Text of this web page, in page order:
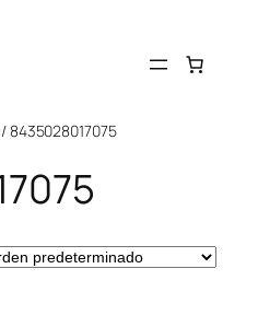
8435028017075